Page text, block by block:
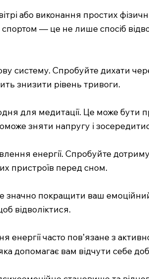
або виконання простих
— це не лише спосіб
систему. Спробуйте дихати
знизити рівень тривоги.
для медитації. Це може
зняти напругу і
енергії. Спробуйте
пристроїв перед сном.
покращити ваш емоційний
відволіктися.
часто пов’язане з
допомагає вам відчути себе